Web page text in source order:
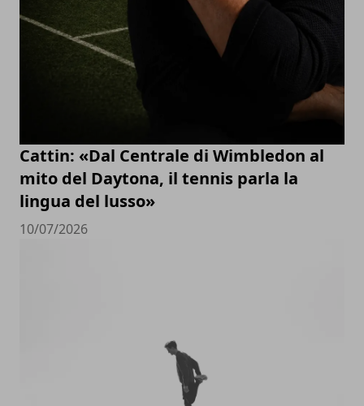
Cattin: «Dal Centrale di Wimbledon al
mito del Daytona, il tennis parla la
lingua del lusso»
10/07/2026